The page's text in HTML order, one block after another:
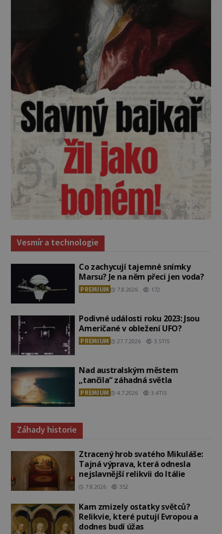
Vesmír a technologie
Co zachycují tajemné snímky
Marsu? Je na něm přeci jen voda?
PREMIUM 7.8.2026 172
Podivné události roku 2023: Jsou
Američané v obležení UFO?
PREMIUM 27.7.2026 3.5TIS
Nad australským městem
„tančila“ záhadná světla
PREMIUM 4.7.2026 3.4TIS
Záhady historie
Ztracený hrob svatého Mikuláše:
Tajná výprava, která odnesla
nejslavnější relikvii do Itálie
7.8.2026 352
Kam zmizely ostatky světců?
Relikvie, které putují Evropou a
dodnes budí úžas